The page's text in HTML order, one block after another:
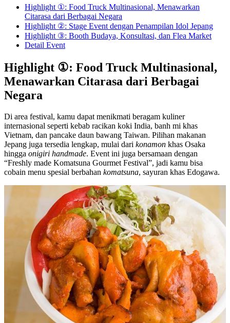
Highlight ①: Food Truck Multinasional, Menawarkan
Citarasa dari Berbagai Negara
Highlight ②: Stage Event dengan Penampilan Idol Jepang
Highlight ③: Booth Budaya, Konsultasi, dan Flea Market
Detail Event
Highlight ①: Food Truck Multinasional,
Menawarkan Citarasa dari Berbagai
Negara
Di area festival, kamu dapat menikmati beragam kuliner
internasional seperti kebab racikan koki India, banh mi khas
Vietnam, dan pancake daun bawang Taiwan. Pilihan makanan
Jepang juga tersedia lengkap, mulai dari konamon khas Osaka
hingga onigiri handmade. Event ini juga bersamaan dengan
“Freshly made Komatsuna Gourmet Festival”, jadi kamu bisa
cobain menu spesial berbahan komatsuna, sayuran khas Edogawa.